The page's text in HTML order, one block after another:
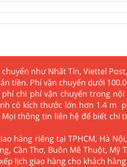
như Nhất Tín, Viettel
tiền. Phí vận chuyển dưới
chi phí vận chuyển trong
có kích thước lớn hơn 1.4 m
thông tin liên hệ để biết chi
hàng riêng tại TPHCM, Hà
Cần Thơ, Buôn Mê Thuột, Mỹ
lịch giao hàng cho khách hàng.